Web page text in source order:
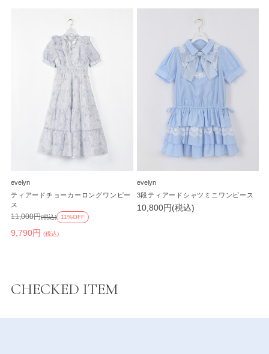
evelyn
ティアードチョーカーロングワンピー
ス
9,790円 (税込)
11,000円(税込) 11%OFF
evelyn
3段ティアードシャツミニワンピース
10,800円(税込)
CHECKED ITEM